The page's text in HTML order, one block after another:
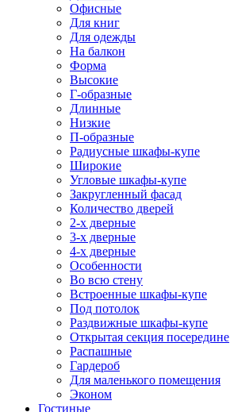
Офисные
Для книг
Для одежды
На балкон
Форма
Высокие
Г-образные
Длинные
Низкие
П-образные
Радиусные шкафы-купе
Широкие
Угловые шкафы-купе
Закругленный фасад
Количество дверей
2-х дверные
3-х дверные
4-х дверные
Особенности
Во всю стену
Встроенные шкафы-купе
Под потолок
Раздвижные шкафы-купе
Открытая секция посередине
Распашные
Гардероб
Для маленького помещения
Эконом
Гостиные